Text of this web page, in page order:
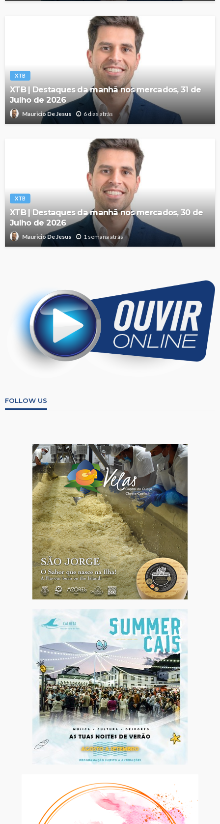
XTB
XTB | Destaques da manhã nos mercados, 31 de
Julho de 2026
Mauricio De Jesus 6 dias atrás
XTB
XTB | Destaques da manhã nos mercados, 30 de
Julho de 2026
Mauricio De Jesus 1 semana atrás
FOLLOW US